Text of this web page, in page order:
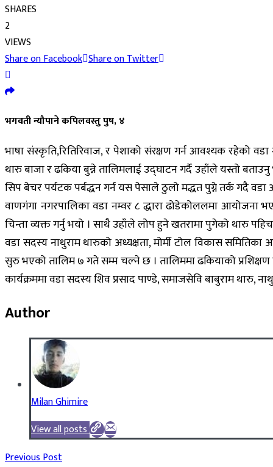
SHARES
2
VIEWS
Share on Facebook Share on Twitter
भगवती न्यौपाने कपिलवस्तु पुष, ४
भाषा संस्कृति,रितिरिवाज, र पेशाको संरक्षण गर्न आवश्यक रहेको
थारु बाजा र ढकिया बुन्ने तालिमलाई उद्घाटन गर्दै उहाँले यस्तो
सिप बेचर पर्यटक पर्बद्धन गर्न यस पेसाले ठुलो मद्धत पुग्ने तर्क गदै
वाणगंगा नगरपालिका वडा नम्वर ८ द्धारा ढोडेकोललमा आयोजना
चिन्ता व्यक्त गर्नु भयो । साथै उहाँले लोप हुने खतरामा पुगेको थारु
वडा सदस्य नाथुराम थारुको अध्यक्षता, मोर्मी टोल विकास
सुरु भएको तालिम ७ गते सम्म चल्ने छ । तालिममा ढकियाको
कार्यक्रममा वडा सदस्य शिव प्रसाद पाण्डे, समाजसेवि बाबुराम थारु,
Author
Milan Ghimire
View all posts
Previous Post